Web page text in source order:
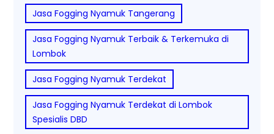
Jasa Fogging Nyamuk Tangerang
Jasa Fogging Nyamuk Terbaik & Terkemuka di
Lombok
Jasa Fogging Nyamuk Terdekat
Jasa Fogging Nyamuk Terdekat di Lombok
Spesialis DBD